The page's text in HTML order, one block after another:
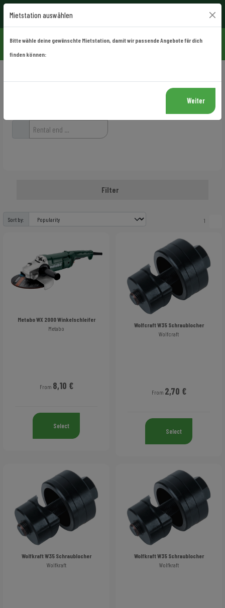
Filter
Sort by: 1
Metabo WX 2000 Winkelschleifer
Metabo
From 8,10 €
Select
Wolfcraft W35 Schraublocher
Wolfcraft
From 2,70 €
Select
Wolfkraft W35 Schraublocher
Wolfkraft
Wolfkraft W35 Schraublocher
Wolfkraft
Mietstation auswählen
Bitte wähle deine gewünschte Mietstation, damit wir passende Angebote für dich
finden können:
Weiter